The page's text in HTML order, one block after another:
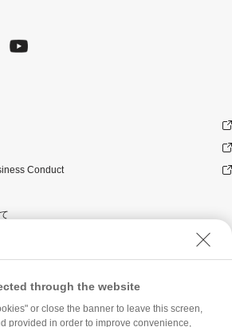
Conduct
through the website
or close the banner to leave this screen,
provided in order to improve convenience,